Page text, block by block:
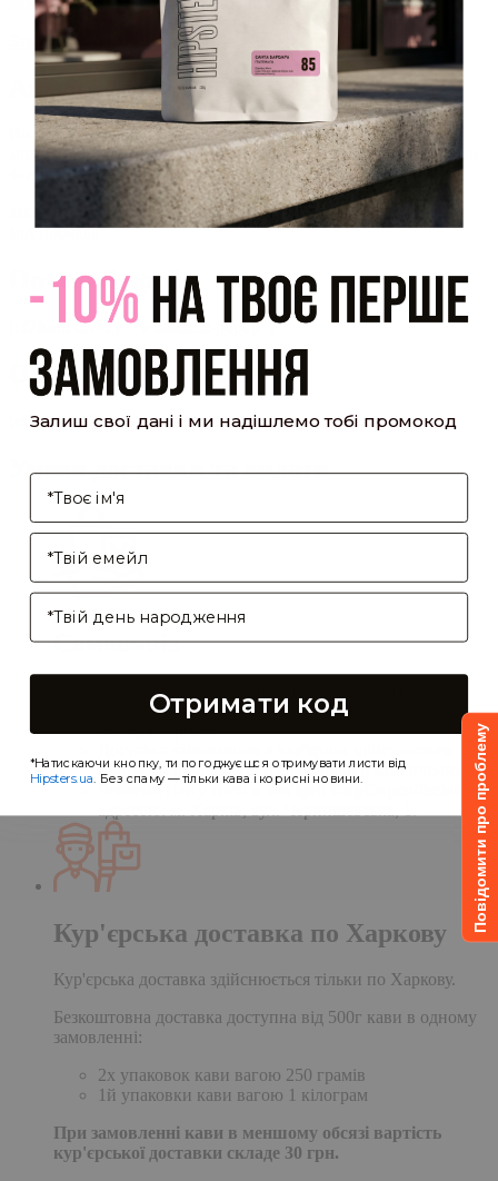
Повідомити про проблему
Закрити
Акаунт створено
Ви зареєструвалися на сайті Hipster.coffeeroasters і вже
можете користуватися особистим кабінетом, щоб отримувати
знижки та відстежувати історію замовлень!
мій профіль
Оптовий прайс
[cf7form cf7key="wholesale-popup"]
Обсмажування кави
[cf7form cf7key="roasting-popup"]
Умови доставки та оплати
Самовивіз
Самовивіз дає Вам можливість оформити
замовлення на сайті, а забрати його в нашій
кав'ярні. Деталі:
протягом однієї доби після обробки замовлення;
Чекаємо Вас у гості в кав'ярні
за
Кур'єрська доставка по Харкову
Кур'єрська доставка здійснюється тільки по Харкову.
Безкоштовна доставка доступна від 500г кави в одному
замовленні:
2х упаковок кави вагою 250 грамів
1й упаковки кави вагою 1 кілограм
При замовленні кави в меншому обсязі вартість
кур'єрської доставки складе 30 грн.
Залиш свої дані і ми надішлемо тобі промокод
І'мя
Enter your email address
Birthday
Отримати код
*Натискаючи кнопку, ти погоджуєшся отримувати листи від
Hipsters.ua. Без спаму — тільки кава і корисні новини.